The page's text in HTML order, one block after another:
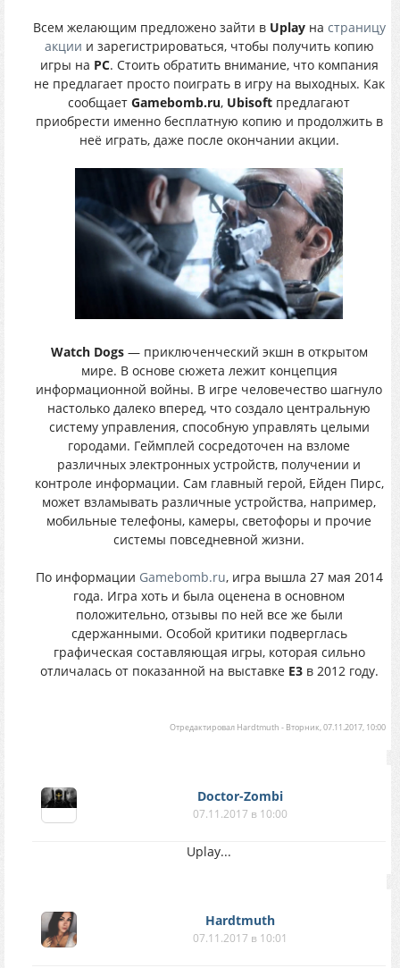
Всем желающим предложено зайти в Uplayна страницу
акции и зарегистрироваться, чтобы получить копию
игры на PC. Стоить обратить внимание, что компания
не предлагает просто поиграть в игру на выходных. Как
сообщает Gamebomb.ru, Ubisoft предлагают
приобрести именно бесплатную копию и продолжить в
неё играть, даже после окончании акции.
Watch Dogs— приключенческий экшн в открытом
мире. В основе сюжета лежит концепция
информационной войны. В игре человечество шагнуло
настолько далеко вперед, что создало центральную
систему управления, способную управлять целыми
городами. Геймплей сосредоточен на взломе
различных электронных устройств, получении и
контроле информации. Сам главный герой, Ейден Пирс,
может взламывать различные устройства, например,
мобильные телефоны, камеры, светофоры и прочие
системы повседневной жизни.
По информации Gamebomb.ru, игра вышла 27 мая 2014
года. Игра хоть и была оценена в основном
положительно, отзывы по ней все же были
сдержанными. Особой критики подверглась
графическая составляющая игры, которая сильно
отличалась от показанной на выставке E3в 2012 году.
Отредактировал Hardtmuth - Вторник, 07.11.2017, 10:00
Doctor-Zombi
07.11.2017 в 10:00
Uplay...
Hardtmuth
07.11.2017 в 10:01